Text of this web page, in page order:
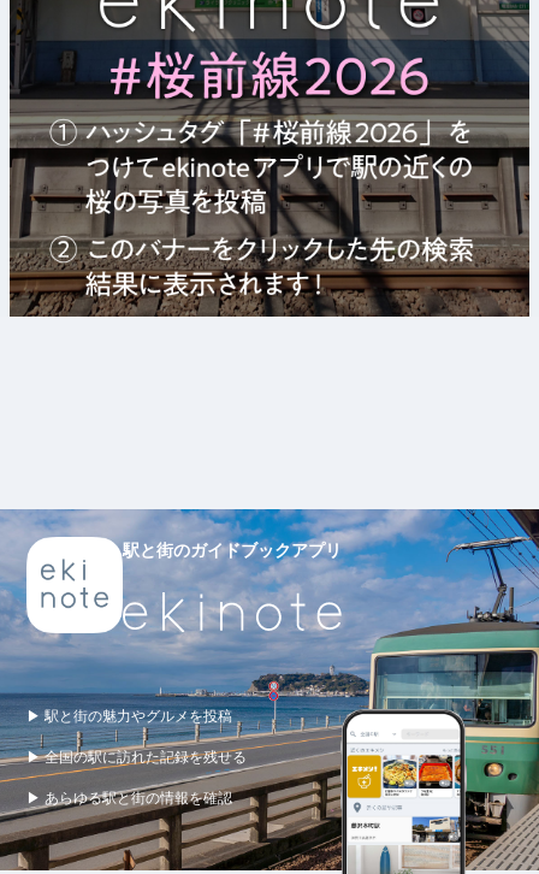
駅と街のガイドブックアプリ
▶ 駅と街の魅力やグルメを投稿
▶ 全国の駅に訪れた記録を残せる
▶ あらゆる駅と街の情報を確認